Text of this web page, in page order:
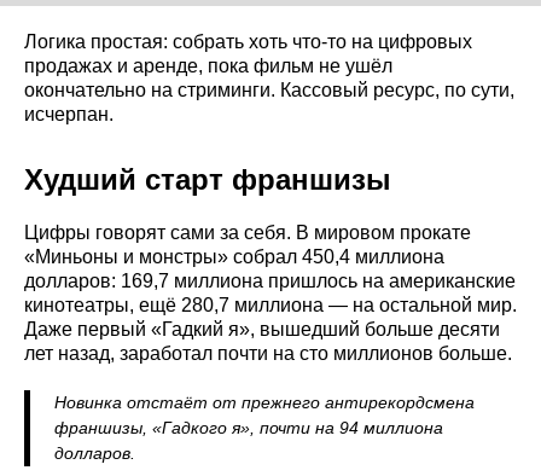
Логика простая: собрать хоть что-то на цифровых
продажах и аренде, пока фильм не ушёл
окончательно на стриминги. Кассовый ресурс, по сути,
исчерпан.
Худший старт франшизы
Цифры говорят сами за себя. В мировом прокате
«Миньоны и монстры» собрал 450,4 миллиона
долларов: 169,7 миллиона пришлось на американские
кинотеатры, ещё 280,7 миллиона — на остальной мир.
Даже первый «Гадкий я», вышедший больше десяти
лет назад, заработал почти на сто миллионов больше.
Новинка отстаёт от прежнего антирекордсмена
франшизы, «Гадкого я», почти на 94 миллиона
долларов.